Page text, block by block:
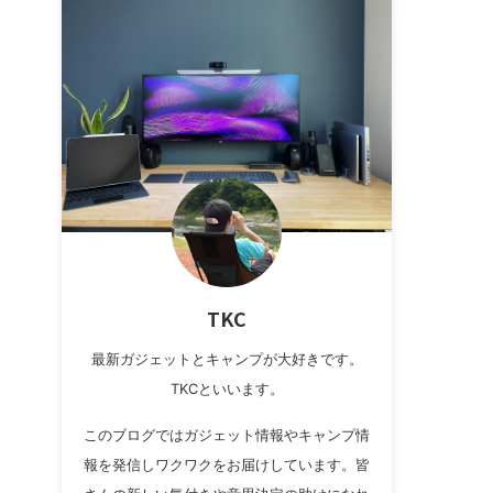
TKC
最新ガジェットとキャンプが大好きです。
TKCといいます。
このブログではガジェット情報やキャンプ情
報を発信しワクワクをお届けしています。皆